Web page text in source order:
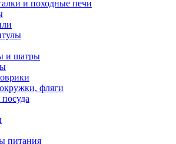
и походные печи
и шатры
фляги
питания